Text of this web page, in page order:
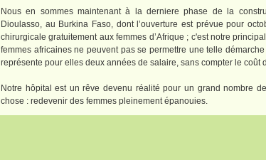
Nous en sommes maintenant à la derniere phase de la
Dioulasso, au Burkina Faso, dont l’ouverture est prévue pour
chirurgicale gratuitement aux femmes d’Afrique ; c'est notre
femmes africaines ne peuvent pas se permettre une telle
représente pour elles deux années de salaire, sans compter le coût
Notre hôpital est un rêve devenu réalité pour un grand nombre
chose : redevenir des femmes pleinement épanouies.